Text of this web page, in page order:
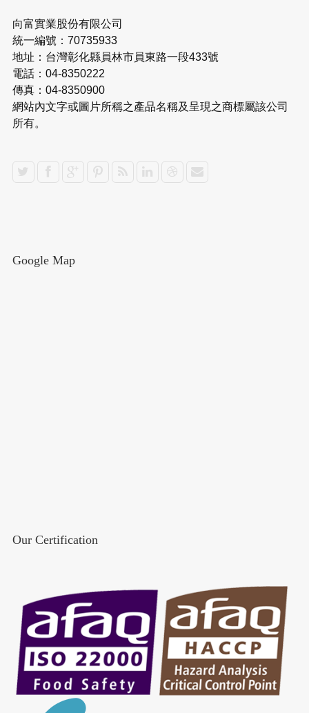
向富實業股份有限公司
統一編號：70735933
地址：台灣彰化縣員林市員東路一段433號
電話：04-8350222
傳真：04-8350900
網站內文字或圖片所稱之產品名稱及呈現之商標屬該公司
所有。
Google Map
Our Certification